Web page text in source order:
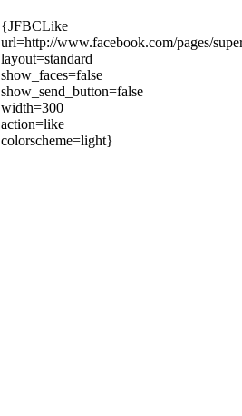
{JFBCLike
url=http://www.facebook.com/pages/
layout=standard
show_faces=false
show_send_button=false
width=300
action=like
colorscheme=light}